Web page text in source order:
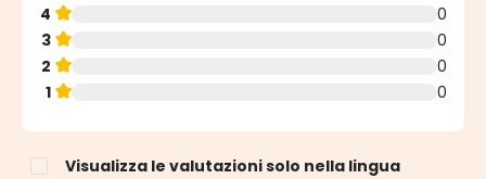
4
0
3
0
2
0
1
0
Visualizza le valutazioni solo nella lingua